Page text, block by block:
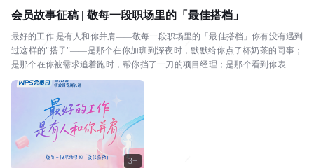
3+
会员故事征稿 | 敬每一段职场里的「最佳搭档」
最好的工作 是有人和你并肩——敬每一段职场里的「最佳搭档」你有没有遇到
过这样的"搭子"——是那个在你加班到深夜时，默默给你点了杯奶茶的同事；
是那个在你被需求追着跑时，帮你挡了一刀的项目经理；是那个看到你表格里
有个公式错了，顺手帮你改好的邻桌；还是那个每天和...